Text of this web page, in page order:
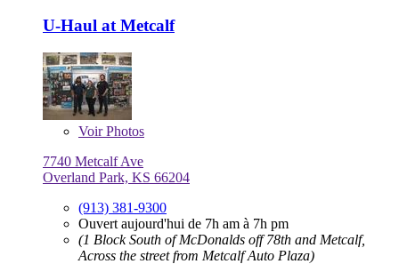
U-Haul at Metcalf
VoirPhotos
7740 Metcalf Ave
Overland Park, KS 66204
(913) 381-9300
Ouvert aujourd'hui de 7h am à 7h pm
(1 Block South of McDonalds off 78th and Metcalf,
Across the street from Metcalf Auto Plaza)